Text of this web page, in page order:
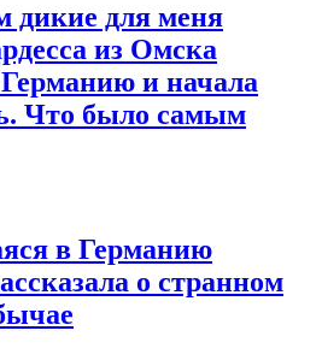
дикие для меня
из Омска
Германию и начала
Что было самым
в Германию
о странном